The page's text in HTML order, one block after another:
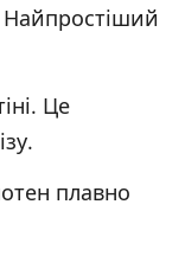
Найпростіший
Це
плавно